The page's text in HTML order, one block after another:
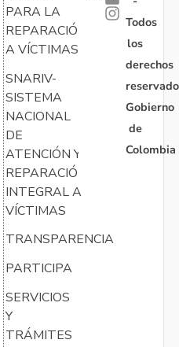
PARA LA
REPARACIÓN
A VÍCTIMAS
SNARIV-
SISTEMA
NACIONAL
DE
ATENCIÓN Y
REPARACIÓN
INTEGRAL A
VÍCTIMAS
TRANSPARENCIA
PARTICIPA
SERVICIOS
Y
TRÁMITES
Todos
los
derechos
Gobierno
de
Colombia